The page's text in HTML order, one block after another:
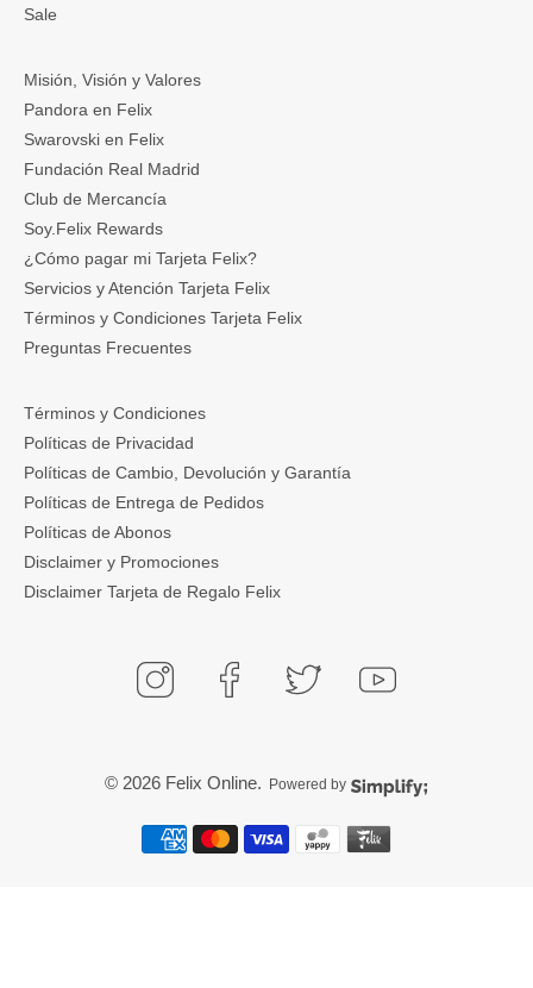
Sale
Misión, Visión y Valores
Pandora en Felix
Swarovski en Felix
Fundación Real Madrid
Club de Mercancía
Soy.Felix Rewards
¿Cómo pagar mi Tarjeta Felix?
Servicios y Atención Tarjeta Felix
Términos y Condiciones Tarjeta Felix
Preguntas Frecuentes
Términos y Condiciones
Políticas de Privacidad
Políticas de Cambio, Devolución y Garantía
Políticas de Entrega de Pedidos
Políticas de Abonos
Disclaimer y Promociones
Disclaimer Tarjeta de Regalo Felix
© 2026 Felix Online. Powered by